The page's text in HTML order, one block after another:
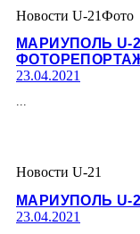
Новости U-21Фото
МАРИУПОЛЬ U-
23.04.2021
...
Новости U-21
МАРИУПОЛЬ U-
23.04.2021